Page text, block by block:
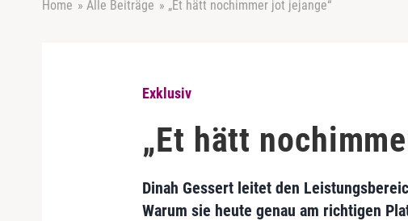
Home » Alle Beiträge » „Et hätt nochimmer jot jejange“
Exklusiv
„Et hätt
Dinah Gessert leitet den
Warum sie heute genau am richtigen